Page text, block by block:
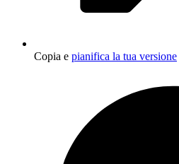
Copia e pianifica la tua versione